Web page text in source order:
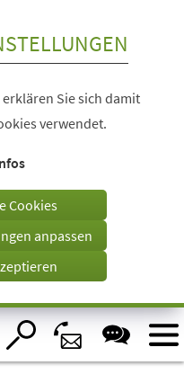
Sie sich damit
verwendet.
Cookies
anpassen